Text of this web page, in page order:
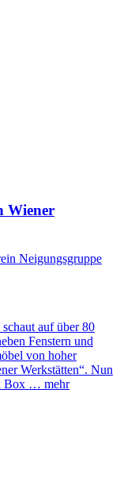
Wiener
Neigungsgruppe
auf über 80
Fenstern und
von hoher
Werkstätten“. Nun
Box … mehr